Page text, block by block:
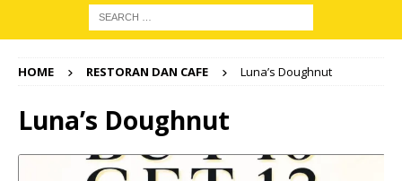
HOME RESTORAN DAN CAFE Luna’s Doughnut
Luna’s Doughnut